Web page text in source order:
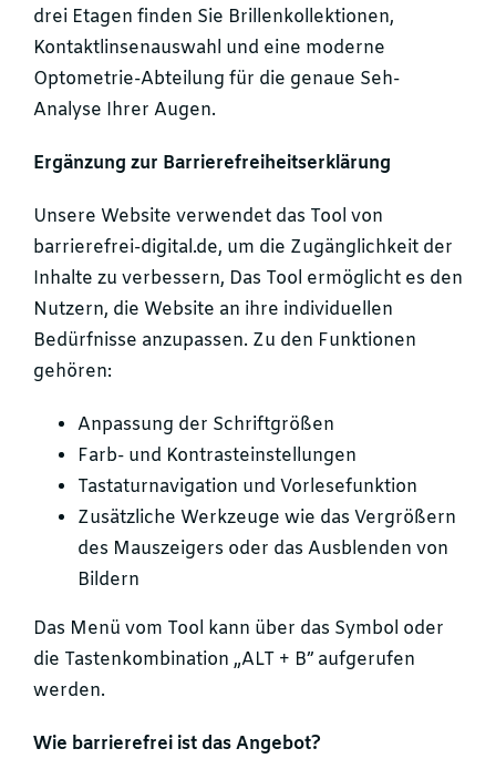
drei Etagen finden Sie Brillenkollektionen,
Kontaktlinsenauswahl und eine moderne
Optometrie-Abteilung für die genaue Seh-
Analyse Ihrer Augen.
Ergänzung zur Barrierefreiheitserklärung
Unsere Website verwendet das Tool von
barrierefrei-digital.de, um die Zugänglichkeit der
Inhalte zu verbessern, Das Tool ermöglicht es den
Nutzern, die Website an ihre individuellen
Bedürfnisse anzupassen. Zu den Funktionen
gehören:
Anpassung der Schriftgrößen
Farb- und Kontrasteinstellungen
Tastaturnavigation und Vorlesefunktion
Zusätzliche Werkzeuge wie das Vergrößern
des Mauszeigers oder das Ausblenden von
Bildern
Das Menü vom Tool kann über das Symbol oder
die Tastenkombination „ALT + B” aufgerufen
werden.
Wie barrierefrei ist das Angebot?